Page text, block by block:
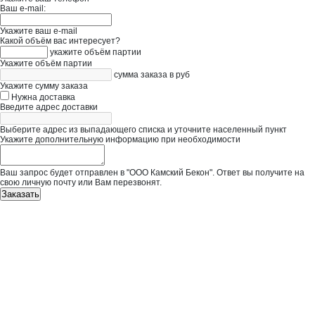
Ваш e-mail:
Укажите ваш e-mail
Какой объём вас интересует?
укажите объём партии
Укажите объём партии
сумма заказа в руб
Укажите сумму заказа
Нужна доставка
Введите адрес доставки
Выберите адрес из выпадающего списка и уточните населенный пункт
Укажите дополнительную информацию при необходимости
Ваш запрос будет отправлен в "ООО Камский Бекон". Ответ вы получите на
свою личную почту или Вам перезвонят.
Заказать